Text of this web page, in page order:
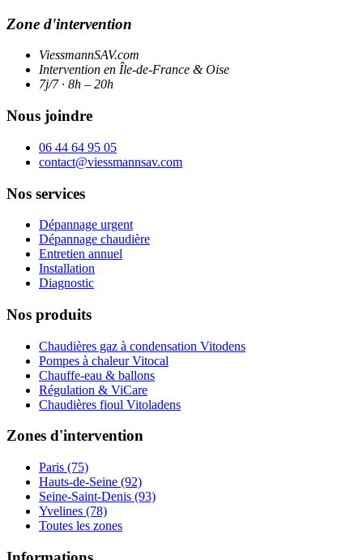
Zone d'intervention
ViessmannSAV.com
Intervention en Île-de-France & Oise
7j/7 · 8h – 20h
Nous joindre
06 44 64 95 05
contact@viessmannsav.com
Nos services
Dépannage urgent
Dépannage chaudière
Entretien annuel
Installation
Diagnostic
Nos produits
Chaudières gaz à condensation Vitodens
Pompes à chaleur Vitocal
Chauffe-eau & ballons
Régulation & ViCare
Chaudières fioul Vitoladens
Zones d'intervention
Paris (75)
Hauts-de-Seine (92)
Seine-Saint-Denis (93)
Yvelines (78)
Toutes les zones